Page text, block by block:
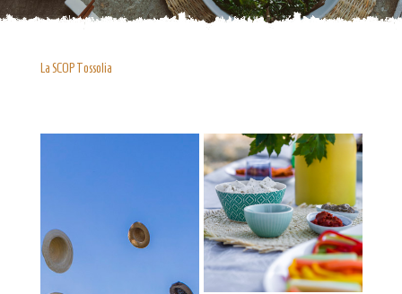
La SCOP Tossolia